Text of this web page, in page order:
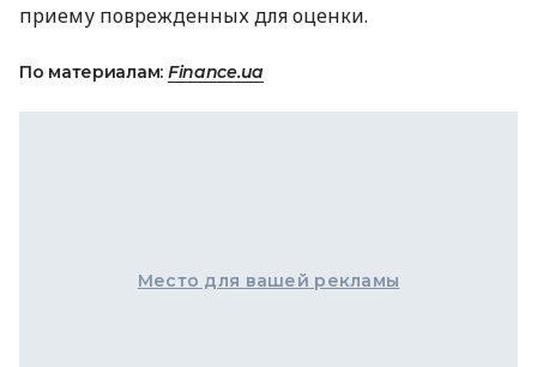
приему поврежденных для оценки.
По материалам: Finance.ua
Место для вашей рекламы